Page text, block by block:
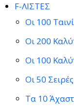
F-ΛΙΣΤΕΣ
Οι 100
Οι 200
Οι 100
Οι 50
Τα 10